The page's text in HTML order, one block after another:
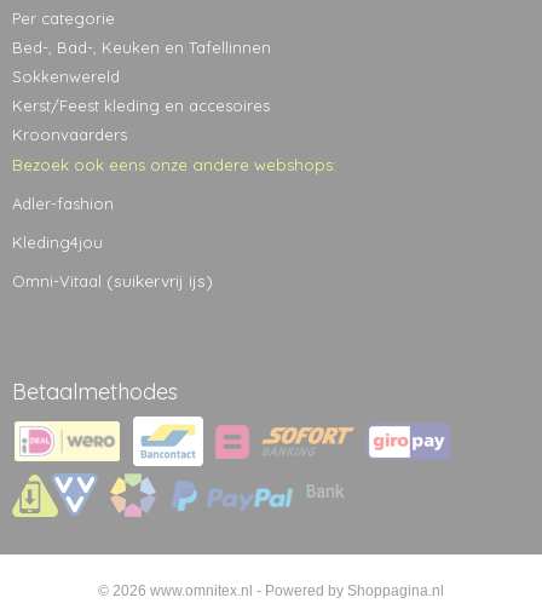
Per categorie
Bed-, Bad-, Keuken en Tafellinnen
Sokkenwereld
Kerst/Feest kleding en accesoires
Kroonvaarders
Bezoek ook eens onze andere webshops:
Adler-fashion
Kleding4jou
Omni-Vitaal (suikervrij ijs)
Betaalmethodes
© 2026 www.omnitex.nl - Powered by Shoppagina.nl